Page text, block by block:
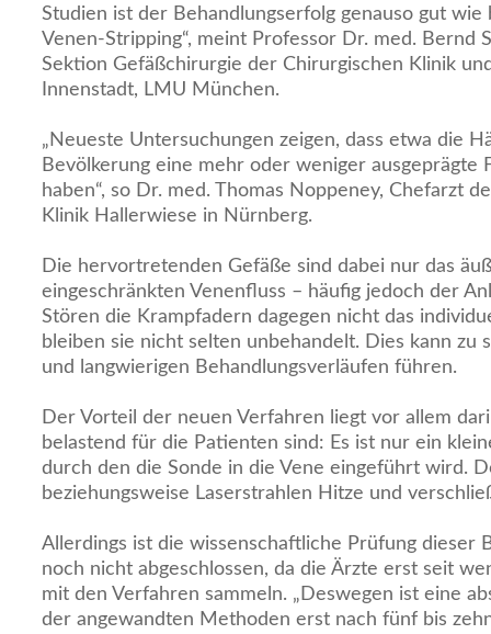
Studien ist der Behandlungserfolg genauso gut wie
Venen-Stripping“, meint Professor Dr. med. Bernd
Sektion Gefäßchirurgie der Chirurgischen Klinik
Innenstadt, LMU München.
„Neueste Untersuchungen zeigen, dass etwa die
Bevölkerung eine mehr oder weniger ausgeprägte
haben“, so Dr. med. Thomas Noppeney, Chefarzt
Klinik Hallerwiese in Nürnberg.
Die hervortretenden Gefäße sind dabei nur das
eingeschränkten Venenfluss – häufig jedoch der
Stören die Krampfadern dagegen nicht das
bleiben sie nicht selten unbehandelt. Dies kann zu
und langwierigen Behandlungsverläufen führen.
Der Vorteil der neuen Verfahren liegt vor allem
belastend für die Patienten sind: Es ist nur ein
durch den die Sonde in die Vene eingeführt wird.
beziehungsweise Laserstrahlen Hitze und
Allerdings ist die wissenschaftliche Prüfung dieser
noch nicht abgeschlossen, da die Ärzte erst seit
mit den Verfahren sammeln. „Deswegen ist eine
der angewandten Methoden erst nach fünf bis